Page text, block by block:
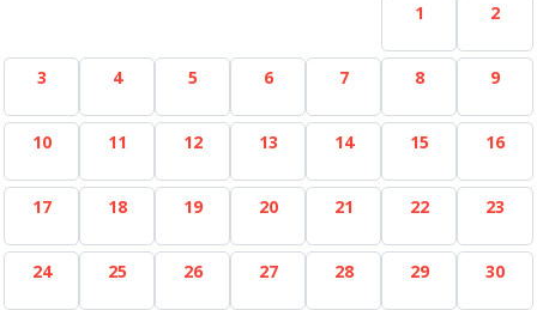
1 2
3 4 5 6 7 8 9
10 11 12 13 14 15 16
17 18 19 20 21 22 23
24 25 26 27 28 29 30